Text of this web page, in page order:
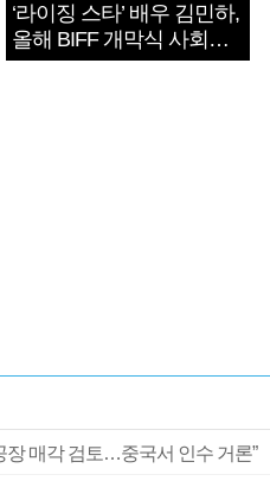
‘라이징 스타’ 배우 김민하,
올해 BIFF 개막식 사회자
확정
장 매각 검토…중국서 인수 거론”